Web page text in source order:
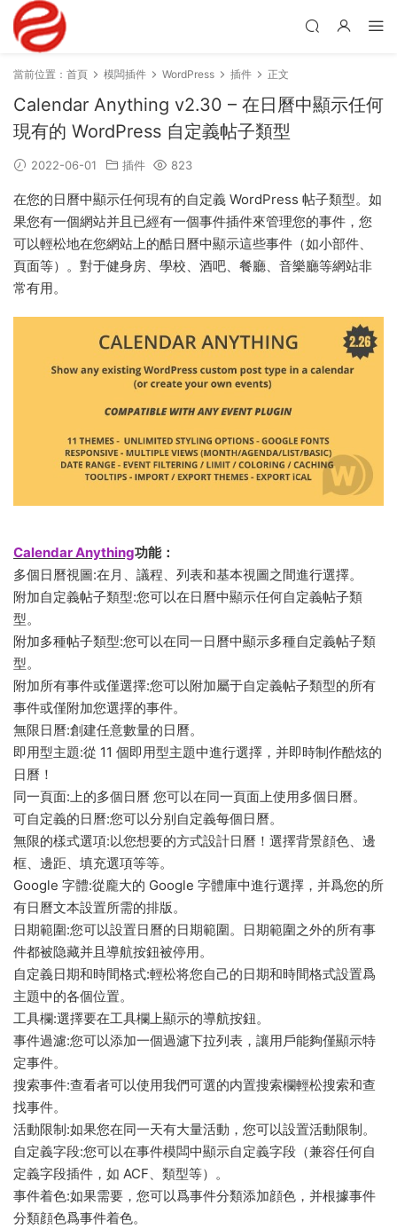
當前位置： 首頁 模闆插件 WordPress 插件 正文
Calendar Anything v2.30 – 在日曆中顯示任何
現有的 WordPress 自定義帖子類型
2022-06-01 插件 823
在您的日曆中顯示任何現有的自定義 WordPress 帖子類型。如
果您有一個網站并且已經有一個事件插件來管理您的事件，您
可以輕松地在您網站上的酷日曆中顯示這些事件（如小部件、
頁面等）。對于健身房、學校、酒吧、餐廳、音樂廳等網站非
常有用。
Calendar Anything功能：
多個日曆視圖:在月、議程、列表和基本視圖之間進行選擇。
附加自定義帖子類型:您可以在日曆中顯示任何自定義帖子類
型。
附加多種帖子類型:您可以在同一日曆中顯示多種自定義帖子類
型。
附加所有事件或僅選擇:您可以附加屬于自定義帖子類型的所有
事件或僅附加您選擇的事件。
無限日曆:創建任意數量的日曆。
即用型主題:從 11 個即用型主題中進行選擇，并即時制作酷炫的
日曆！
同一頁面:上的多個日曆 您可以在同一頁面上使用多個日曆。
可自定義的日曆:您可以分别自定義每個日曆。
無限的樣式選項:以您想要的方式設計日曆！選擇背景顔色、邊
框、邊距、填充選項等等。
Google 字體:從龐大的 Google 字體庫中進行選擇，并爲您的所
有日曆文本設置所需的排版。
日期範圍:您可以設置日曆的日期範圍。日期範圍之外的所有事
件都被隐藏并且導航按鈕被停用。
自定義日期和時間格式:輕松将您自己的日期和時間格式設置爲
主題中的各個位置。
工具欄:選擇要在工具欄上顯示的導航按鈕。
事件過濾:您可以添加一個過濾下拉列表，讓用戶能夠僅顯示特
定事件。
搜索事件:查看者可以使用我們可選的内置搜索欄輕松搜索和查
找事件。
活動限制:如果您在同一天有大量活動，您可以設置活動限制。
自定義字段:您可以在事件模闆中顯示自定義字段（兼容任何自
定義字段插件，如 ACF、類型等）。
事件着色:如果需要，您可以爲事件分類添加顔色，并根據事件
分類顔色爲事件着色。